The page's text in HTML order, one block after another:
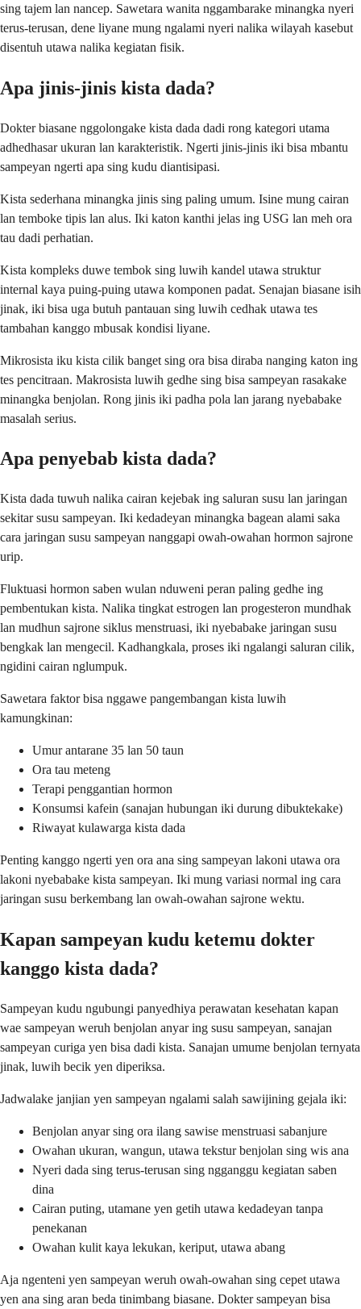
sing tajem lan nancep. Sawetara wanita nggambarake minangka nyeri
terus-terusan, dene liyane mung ngalami nyeri nalika wilayah kasebut
disentuh utawa nalika kegiatan fisik.
Apa jinis-jinis kista dada?
Dokter biasane nggolongake kista dada dadi rong kategori utama
adhedhasar ukuran lan karakteristik. Ngerti jinis-jinis iki bisa mbantu
sampeyan ngerti apa sing kudu diantisipasi.
Kista sederhana minangka jinis sing paling umum. Isine mung cairan
lan temboke tipis lan alus. Iki katon kanthi jelas ing USG lan meh ora
tau dadi perhatian.
Kista kompleks duwe tembok sing luwih kandel utawa struktur
internal kaya puing-puing utawa komponen padat. Senajan biasane isih
jinak, iki bisa uga butuh pantauan sing luwih cedhak utawa tes
tambahan kanggo mbusak kondisi liyane.
Mikrosista iku kista cilik banget sing ora bisa diraba nanging katon ing
tes pencitraan. Makrosista luwih gedhe sing bisa sampeyan rasakake
minangka benjolan. Rong jinis iki padha pola lan jarang nyebabake
masalah serius.
Apa penyebab kista dada?
Kista dada tuwuh nalika cairan kejebak ing saluran susu lan jaringan
sekitar susu sampeyan. Iki kedadeyan minangka bagean alami saka
cara jaringan susu sampeyan nanggapi owah-owahan hormon sajrone
urip.
Fluktuasi hormon saben wulan nduweni peran paling gedhe ing
pembentukan kista. Nalika tingkat estrogen lan progesteron mundhak
lan mudhun sajrone siklus menstruasi, iki nyebabake jaringan susu
bengkak lan mengecil. Kadhangkala, proses iki ngalangi saluran cilik,
ngidini cairan nglumpuk.
Sawetara faktor bisa nggawe pangembangan kista luwih
kamungkinan:
Umur antarane 35 lan 50 taun
Ora tau meteng
Terapi penggantian hormon
Konsumsi kafein (sanajan hubungan iki durung dibuktekake)
Riwayat kulawarga kista dada
Penting kanggo ngerti yen ora ana sing sampeyan lakoni utawa ora
lakoni nyebabake kista sampeyan. Iki mung variasi normal ing cara
jaringan susu berkembang lan owah-owahan sajrone wektu.
Kapan sampeyan kudu ketemu dokter
kanggo kista dada?
Sampeyan kudu ngubungi panyedhiya perawatan kesehatan kapan
wae sampeyan weruh benjolan anyar ing susu sampeyan, sanajan
sampeyan curiga yen bisa dadi kista. Sanajan umume benjolan ternyata
jinak, luwih becik yen diperiksa.
Jadwalake janjian yen sampeyan ngalami salah sawijining gejala iki:
Benjolan anyar sing ora ilang sawise menstruasi sabanjure
Owahan ukuran, wangun, utawa tekstur benjolan sing wis ana
Nyeri dada sing terus-terusan sing ngganggu kegiatan saben
dina
Cairan puting, utamane yen getih utawa kedadeyan tanpa
penekanan
Owahan kulit kaya lekukan, keriput, utawa abang
Aja ngenteni yen sampeyan weruh owah-owahan sing cepet utawa
yen ana sing aran beda tinimbang biasane. Dokter sampeyan bisa